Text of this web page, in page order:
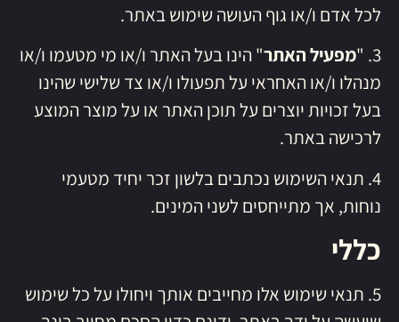
לכל אדם ו/או גוף העושה שימוש באתר.
3. "
מפעיל האתר" הינו בעל האתר ו/או מי מטעמו ו/או
מנהלו ו/או האחראי על תפעולו ו/או צד שלישי שהינו
בעל זכויות יוצרים על תוכן האתר או על מוצר המוצע
לרכישה באתר.
4. תנאי השימוש נכתבים בלשון זכר יחיד מטעמי
נוחות, אך מתייחסים לשני המינים.
כללי
5. תנאי שימוש אלו מחייבים אותך ויחולו על כל שימוש